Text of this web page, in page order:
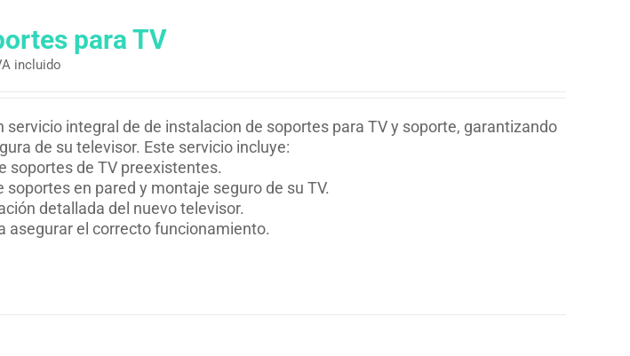
para TV
incluido
servicio integral de de instalacion de soportes para TV y soporte, garantizando
de su televisor. Este servicio incluye:
soportes de TV preexistentes.
en pared y montaje seguro de su TV.
detallada del nuevo televisor.
asegurar el correcto funcionamiento.